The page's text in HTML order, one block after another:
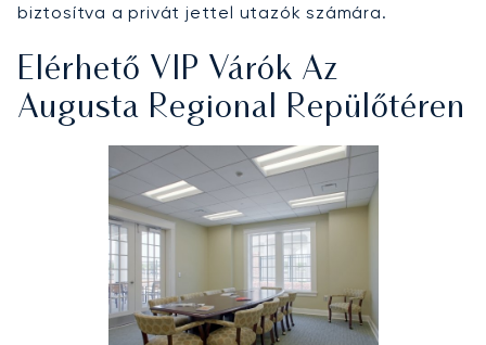
biztosítva a privát jettel utazók számára.
Elérhető VIP Várók Az
Augusta Regional Repülőtéren